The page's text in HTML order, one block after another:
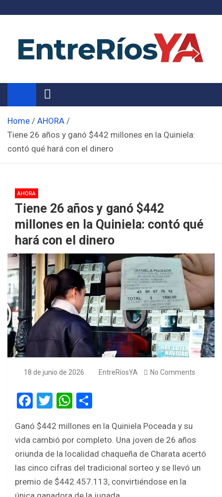
Noticias de Entre Ríos
Información de toda la provincia ahora
Home
AHORA
Tiene 26 años y ganó $442 millones en la Quiniela:
contó qué hará con el dinero
AHORA
Tiene 26 años y ganó $442
millones en la Quiniela: contó qué
hará con el dinero
18 de junio de 2026 EntreRíosYA No Comments
F
ce
b
o
o
T
tt
er
W
at
s
A
p
ar
e
Ganó $442 millones en la Quiniela Poceada y su
vida cambió por completo. Una joven de 26 años
oriunda de la localidad chaqueña de Charata acertó
las cinco cifras del tradicional sorteo y se llevó un
premio de $442.457.113, convirtiéndose en la